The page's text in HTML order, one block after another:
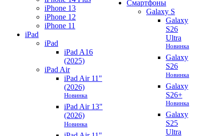
iPhone 13
iPhone 12
iPhone 11
iPad
iPad
iPad A16
(2025)
iPad Air
iPad Air 11"
(2026)
Новинка
iPad Air 13"
(2026)
Новинка
Смартфоны
Galaxy S
Galaxy
S26
Ultra
Новинка
Galaxy
S26
Новинка
Galaxy
S26+
Новинка
Galaxy
S25
Ultra